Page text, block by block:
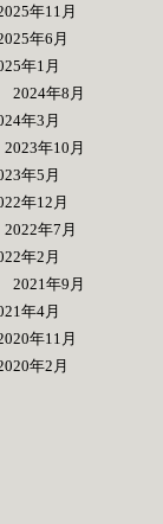
年11月
年6月
年1月
2024年8月
年3月
2023年10月
年5月
年12月
2022年7月
年2月
2021年9月
年4月
年11月
年2月